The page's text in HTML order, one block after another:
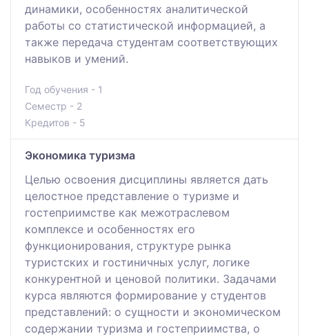
динамики, особенностях аналитической
работы со статистической информацией, а
также передача студентам соответствующих
навыков и умений.
Год обучения - 1
Семестр - 2
Кредитов - 5
Экономика туризма
Целью освоения дисциплины является дать
целостное представление о туризме и
гостеприимстве как межотраслевом
комплексе и особенностях его
функционирования, структуре рынка
туристских и гостиничных услуг, логике
конкурентной и ценовой политики. Задачами
курса являются формирование у студентов
представлений: о сущности и экономическом
содержании туризма и гостеприимства, о